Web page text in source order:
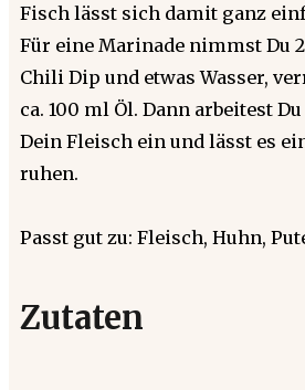
Fisch lässt sich damit ganz
Für eine Marinade nimmst Du
Chili Dip und etwas Wasser,
ca. 100 ml Öl. Dann arbeitest
Dein Fleisch ein und lässt es
ruhen.
Passt gut zu: Fleisch, Huhn,
Zutaten